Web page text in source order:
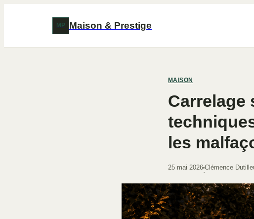
MP Maison & Prestige
MAISON
Carrelage
les
25 mai 2026
·
Clémence